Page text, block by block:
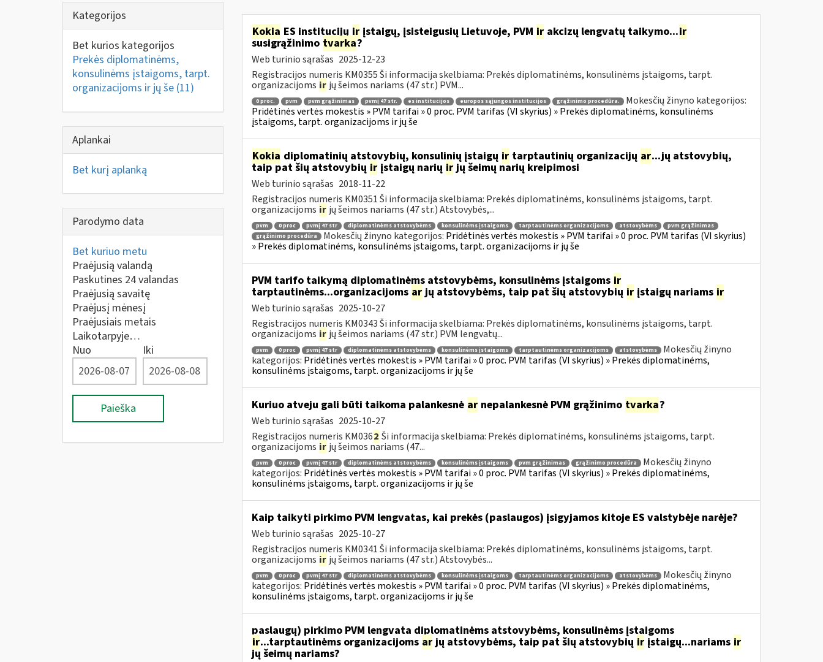
Kategorijos
Bet kurios kategorijos
Prekės diplomatinėms,
konsulinėms įstaigoms, tarpt.
organizacijoms ir jų še (11)
Aplankai
Bet kurį aplanką
Parodymo data
Bet kuriuo metu
Praėjusią valandą
Paskutines 24 valandas
Praėjusią savaitę
Praėjusį mėnesį
Praėjusiais metais
Laikotarpyje…
Nuo
Iki
Paieška
Kokia ES institucijųirįstaigų, įsisteigusių Lietuvoje, PVM irakcizų lengvatų taikymo...ir
susigrąžinimo tvarka?
Web turinio sąrašas 2025-12-23
Registracijos numeris KM0355 Ši informacija skelbiama: Prekės diplomatinėms, konsulinėms įstaigoms, tarpt.
organizacijoms ir jų šeimos nariams (47 str.) PVM...
0 proc. pvm pvm grąžinimas pvmį 47 str. es institucijos europos sąjungos institucijos grąžinimo procedūra.
Mokesčių žinyno kategorijos:
Pridėtinės vertės mokestis » PVM tarifai » 0 proc. PVM tarifas (VI skyrius) » Prekės diplomatinėms, konsulinėms
įstaigoms, tarpt. organizacijoms ir jų še
Kokia diplomatinių atstovybių, konsulinių įstaigų irtarptautinių organizacijų ar...jų atstovybių,
taip pat šių atstovybių irįstaigų narių irjų šeimų narių kreipimosi
Web turinio sąrašas 2018-11-22
Registracijos numeris KM0351 Ši informacija skelbiama: Prekės diplomatinėms, konsulinėms įstaigoms, tarpt.
organizacijoms ir jų šeimos nariams (47 str.) Atstovybės,...
pvm 0 proc pvmį 47 str diplomatinėms atstovybėms konsulinėms įstaigoms tarptautinėms organizacijoms atstovybėms
pvm grąžinimas
grąžinimo procedūra
Mokesčių žinyno kategorijos: Pridėtinės vertės mokestis » PVM tarifai » 0 proc. PVM tarifas (VI skyrius)
» Prekės diplomatinėms, konsulinėms įstaigoms, tarpt. organizacijoms ir jų še
PVM tarifo taikymą diplomatinėms atstovybėms, konsulinėms įstaigoms ir
tarptautinėms...organizacijoms arjų atstovybėms, taip pat šių atstovybių irįstaigų nariams ir
Web turinio sąrašas 2025-10-27
Registracijos numeris KM0343 Ši informacija skelbiama: Prekės diplomatinėms, konsulinėms įstaigoms, tarpt.
organizacijoms ir jų šeimos nariams (47 str.) PVM lengvatų...
pvm 0 proc pvmį 47 str diplomatinėms atstovybėms konsulinėms įstaigoms tarptautinėms organizacijoms atstovybėms
Mokesčių žinyno
kategorijos: Pridėtinės vertės mokestis » PVM tarifai » 0 proc. PVM tarifas (VI skyrius) » Prekės diplomatinėms,
konsulinėms įstaigoms, tarpt. organizacijoms ir jų še
Kuriuo atveju gali būti taikoma palankesnė arnepalankesnė PVM grąžinimo tvarka?
Web turinio sąrašas 2025-10-27
Registracijos numeris KM0362 Ši informacija skelbiama: Prekės diplomatinėms, konsulinėms įstaigoms, tarpt.
organizacijoms ir jų šeimos nariams (47...
pvm 0 proc pvmį 47 str diplomatinėms atstovybėms konsulinėms įstaigoms pvm grąžinimas grąžinimo procedūra
Mokesčių žinyno
kategorijos: Pridėtinės vertės mokestis » PVM tarifai » 0 proc. PVM tarifas (VI skyrius) » Prekės diplomatinėms,
konsulinėms įstaigoms, tarpt. organizacijoms ir jų še
Kaip taikyti pirkimo PVM lengvatas, kai prekės (paslaugos) įsigyjamos kitoje ES valstybėje narėje?
Web turinio sąrašas 2025-10-27
Registracijos numeris KM0341 Ši informacija skelbiama: Prekės diplomatinėms, konsulinėms įstaigoms, tarpt.
organizacijoms ir jų šeimos nariams (47 str.) Atstovybės...
pvm 0 proc pvmį 47 str diplomatinėms atstovybėms konsulinėms įstaigoms tarptautinėms organizacijoms atstovybėms
Mokesčių žinyno
kategorijos: Pridėtinės vertės mokestis » PVM tarifai » 0 proc. PVM tarifas (VI skyrius) » Prekės diplomatinėms,
konsulinėms įstaigoms, tarpt. organizacijoms ir jų še
paslaugų) pirkimo PVM lengvata diplomatinėms atstovybėms, konsulinėms įstaigoms
ir...tarptautinėms organizacijoms arjų atstovybėms, taip pat šių atstovybių irįstaigų...nariams ir
jų šeimų nariams?